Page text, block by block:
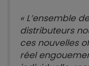
« L’ensemble
distributeurs
ces nouvelles
réel